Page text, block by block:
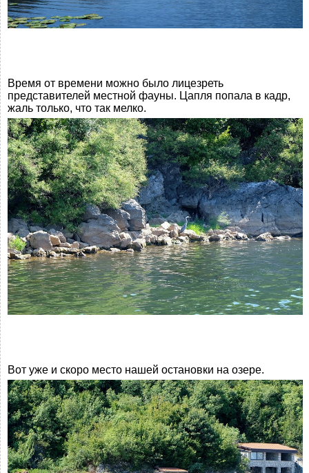
Время от времени можно было лицезреть
представителей местной фауны. Цапля попала в кадр,
жаль только, что так мелко.
Вот уже и скоро место нашей остановки на озере.